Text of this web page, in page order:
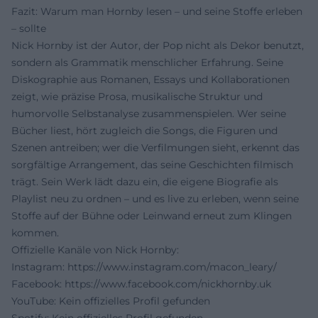
Fazit: Warum man Hornby lesen – und seine Stoffe erleben
– sollte
Nick Hornby ist der Autor, der Pop nicht als Dekor benutzt,
sondern als Grammatik menschlicher Erfahrung. Seine
Diskographie aus Romanen, Essays und Kollaborationen
zeigt, wie präzise Prosa, musikalische Struktur und
humorvolle Selbstanalyse zusammenspielen. Wer seine
Bücher liest, hört zugleich die Songs, die Figuren und
Szenen antreiben; wer die Verfilmungen sieht, erkennt das
sorgfältige Arrangement, das seine Geschichten filmisch
trägt. Sein Werk lädt dazu ein, die eigene Biografie als
Playlist neu zu ordnen – und es live zu erleben, wenn seine
Stoffe auf der Bühne oder Leinwand erneut zum Klingen
kommen.
Offizielle Kanäle von Nick Hornby:
Instagram: https://www.instagram.com/macon_leary/
Facebook: https://www.facebook.com/nickhornby.uk
YouTube: Kein offizielles Profil gefunden